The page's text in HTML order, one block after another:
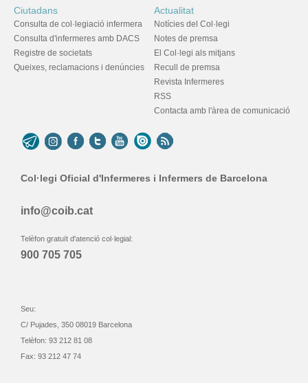
Ciutadans
Consulta de col·legiació infermera
Consulta d'infermeres amb DACS
Registre de societats
Queixes, reclamacions i denúncies
Actualitat
Notícies del Col·legi
Notes de premsa
El Col·legi als mitjans
Recull de premsa
Revista Infermeres
RSS
Contacta amb l'àrea de comunicació
Col·legi Oficial d'Infermeres i Infermers de Barcelona
info@coib.cat
Telèfon gratuït d'atenció col·legial:
900 705 705
Seu:
C/ Pujades, 350 08019 Barcelona
Telèfon: 93 212 81 08
Fax: 93 212 47 74